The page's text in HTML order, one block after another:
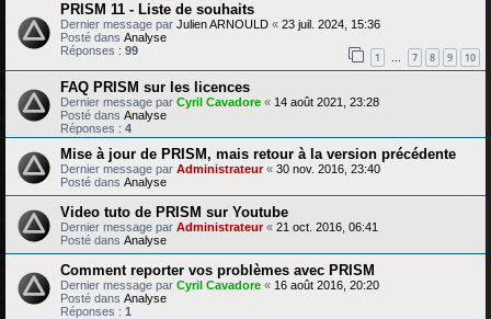
PRISM 11 - Liste de souhaits
Dernier message par Julien ARNOULD « 23 juil. 2024, 15:36
Posté dans Analyse
Réponses : 99 1 … 7 8 9 10
FAQ PRISM sur les licences
Dernier message par Cyril Cavadore « 14 août 2021, 23:28
Posté dans Analyse
Réponses : 4
Mise à jour de PRISM, mais retour à la version précédente
Dernier message par Administrateur« 30 nov. 2016, 23:40
Posté dans Analyse
Video tuto de PRISM sur Youtube
Dernier message par Administrateur« 21 oct. 2016, 06:41
Posté dans Analyse
Comment reporter vos problèmes avec PRISM
Dernier message par Cyril Cavadore « 16 août 2016, 20:20
Posté dans Analyse
Réponses : 1